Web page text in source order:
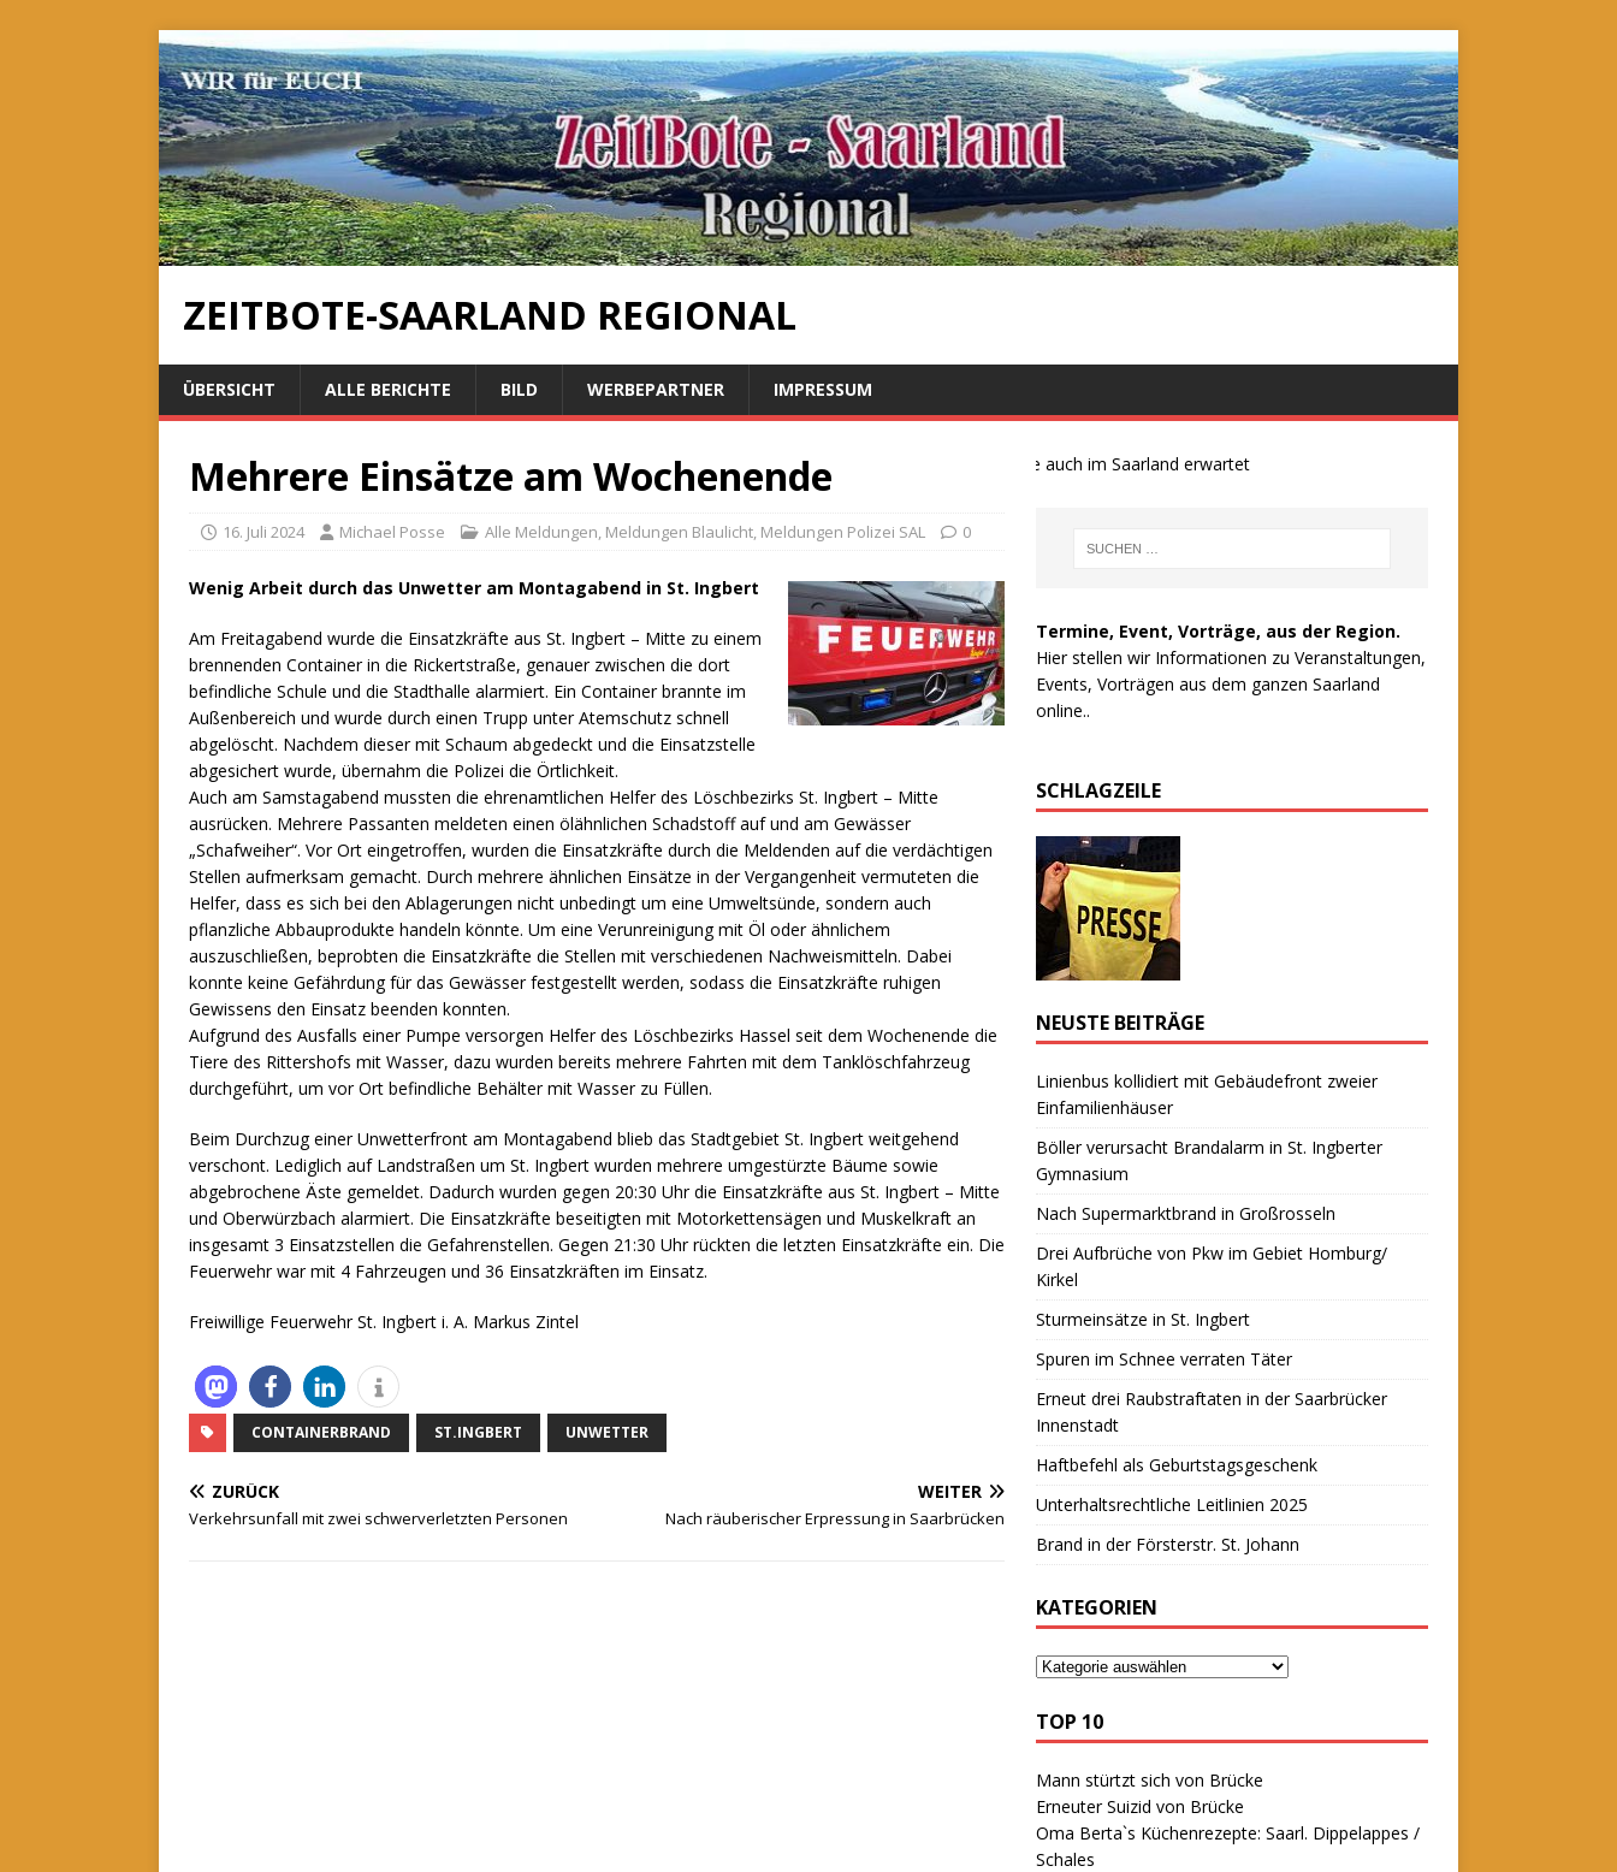
ZEITBOTE-SAARLAND REGIONAL
ÜBERSICHT ALLE BERICHTE BILD WERBEPARTNER IMPRESSUM
Mehrere Einsätze am Wochenende
16. Juli 2024 Michael Posse Alle Meldungen, Meldungen Blaulicht, Meldungen Polizei SAL 0
Wenig Arbeit durch das Unwetter am Montagabend in St. Ingbert
Am Freitagabend wurde die Einsatzkräfte aus St. Ingbert – Mitte zu einem
brennenden Container in die Rickertstraße, genauer zwischen die dort
befindliche Schule und die Stadthalle alarmiert. Ein Container brannte im
Außenbereich und wurde durch einen Trupp unter Atemschutz schnell
abgelöscht. Nachdem dieser mit Schaum abgedeckt und die Einsatzstelle
abgesichert wurde, übernahm die Polizei die Örtlichkeit.
Auch am Samstagabend mussten die ehrenamtlichen Helfer des Löschbezirks St. Ingbert – Mitte
ausrücken. Mehrere Passanten meldeten einen ölähnlichen Schadstoff auf und am Gewässer
„Schafweiher“. Vor Ort eingetroffen, wurden die Einsatzkräfte durch die Meldenden auf die verdächtigen
Stellen aufmerksam gemacht. Durch mehrere ähnlichen Einsätze in der Vergangenheit vermuteten die
Helfer, dass es sich bei den Ablagerungen nicht unbedingt um eine Umweltsünde, sondern auch
pflanzliche Abbauprodukte handeln könnte. Um eine Verunreinigung mit Öl oder ähnlichem
auszuschließen, beprobten die Einsatzkräfte die Stellen mit verschiedenen Nachweismitteln. Dabei
konnte keine Gefährdung für das Gewässer festgestellt werden, sodass die Einsatzkräfte ruhigen
Gewissens den Einsatz beenden konnten.
Aufgrund des Ausfalls einer Pumpe versorgen Helfer des Löschbezirks Hassel seit dem Wochenende die
Tiere des Rittershofs mit Wasser, dazu wurden bereits mehrere Fahrten mit dem Tanklöschfahrzeug
durchgeführt, um vor Ort befindliche Behälter mit Wasser zu Füllen.
Beim Durchzug einer Unwetterfront am Montagabend blieb das Stadtgebiet St. Ingbert weitgehend
verschont. Lediglich auf Landstraßen um St. Ingbert wurden mehrere umgestürzte Bäume sowie
abgebrochene Äste gemeldet. Dadurch wurden gegen 20:30 Uhr die Einsatzkräfte aus St. Ingbert – Mitte
und Oberwürzbach alarmiert. Die Einsatzkräfte beseitigten mit Motorkettensägen und Muskelkraft an
insgesamt 3 Einsatzstellen die Gefahrenstellen. Gegen 21:30 Uhr rückten die letzten Einsatzkräfte ein. Die
Feuerwehr war mit 4 Fahrzeugen und 36 Einsatzkräften im Einsatz.
Freiwillige Feuerwehr St. Ingbert i. A. Markus Zintel
CONTAINERBRAND ST.INGBERT UNWETTER
ZURÜCK
Verkehrsunfall mit zwei schwerverletzten Personen
WEITER
Nach räuberischer Erpressung in Saarbrücken
Bauernproteste auch im Saarland erwartet
Termine, Event, Vorträge, aus der Region.
Hier stellen wir Informationen zu Veranstaltungen,
Events, Vorträgen aus dem ganzen Saarland
online..
SCHLAGZEILE
NEUSTE BEITRÄGE
Linienbus kollidiert mit Gebäudefront zweier
Einfamilienhäuser
Böller verursacht Brandalarm in St. Ingberter
Gymnasium
Nach Supermarktbrand in Großrosseln
Drei Aufbrüche von Pkw im Gebiet Homburg/
Kirkel
Sturmeinsätze in St. Ingbert
Spuren im Schnee verraten Täter
Erneut drei Raubstraftaten in der Saarbrücker
Innenstadt
Haftbefehl als Geburtstagsgeschenk
Unterhaltsrechtliche Leitlinien 2025
Brand in der Försterstr. St. Johann
KATEGORIEN
TOP 10
Mann stürtzt sich von Brücke
Erneuter Suizid von Brücke
Oma Berta`s Küchenrezepte: Saarl. Dippelappes /
Schales